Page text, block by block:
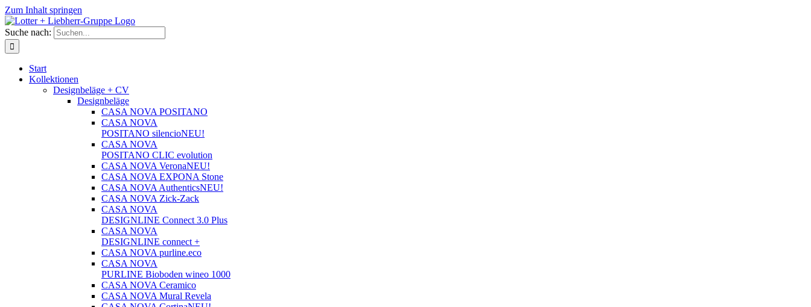
Zum Inhalt springen
Suche nach:
Start
Kollektionen
Designbeläge + CV
Designbeläge
CASA NOVA POSITANO
CASA NOVA
POSITANO silencioNEU!
CASA NOVA
POSITANO CLIC evolution
CASA NOVA VeronaNEU!
CASA NOVA EXPONA Stone
CASA NOVA AuthenticsNEU!
CASA NOVA Zick-Zack
CASA NOVA
DESIGNLINE Connect 3.0 Plus
CASA NOVA
DESIGNLINE connect +
CASA NOVA purline.eco
CASA NOVA
PURLINE Bioboden wineo 1000
CASA NOVA Ceramico
CASA NOVA Mural Revela